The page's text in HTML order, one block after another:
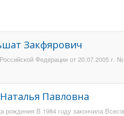
Закфярович
Федерации от 20.07.2005 г.
Павловна
рождения В 1984 году закончила